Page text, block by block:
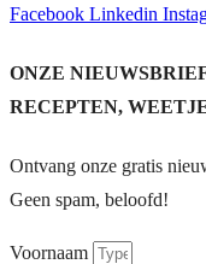
Facebook Linkedin
ONZE
RECEPTEN,
Ontvang onze gratis
Geen spam, beloofd!
Voornaam